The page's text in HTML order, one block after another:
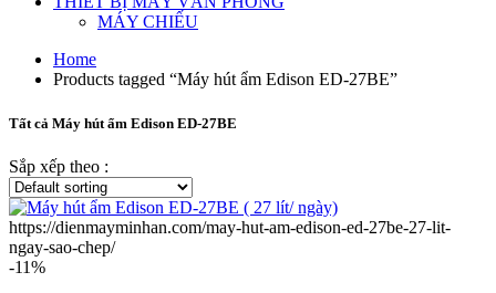
MÁY CHIẾU
Home
Products tagged “Máy hút ẩm Edison ED-27BE”
Tất cả Máy hút ẩm Edison ED-27BE
Sắp xếp theo :
https://dienmayminhan.com/may-hut-am-edison-ed-27be-27-lit-
ngay-sao-chep/
-11%